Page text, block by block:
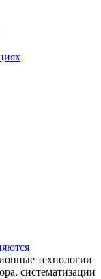
технологии
систематизации